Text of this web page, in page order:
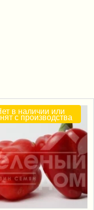
в наличии или
с производства